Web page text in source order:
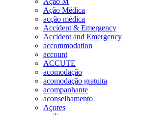
Ação Médica
acção médica
Accident & Emergency
Accident and Emergency
accommodation
account
ACCUTE
acomodação
acomodação gratuita
acompanhante
aconselhamento
Açores